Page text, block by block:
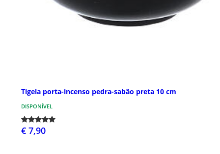
Tigela porta-incenso pedra-sabão preta 10 cm
DISPONÍVEL
€ 7,90